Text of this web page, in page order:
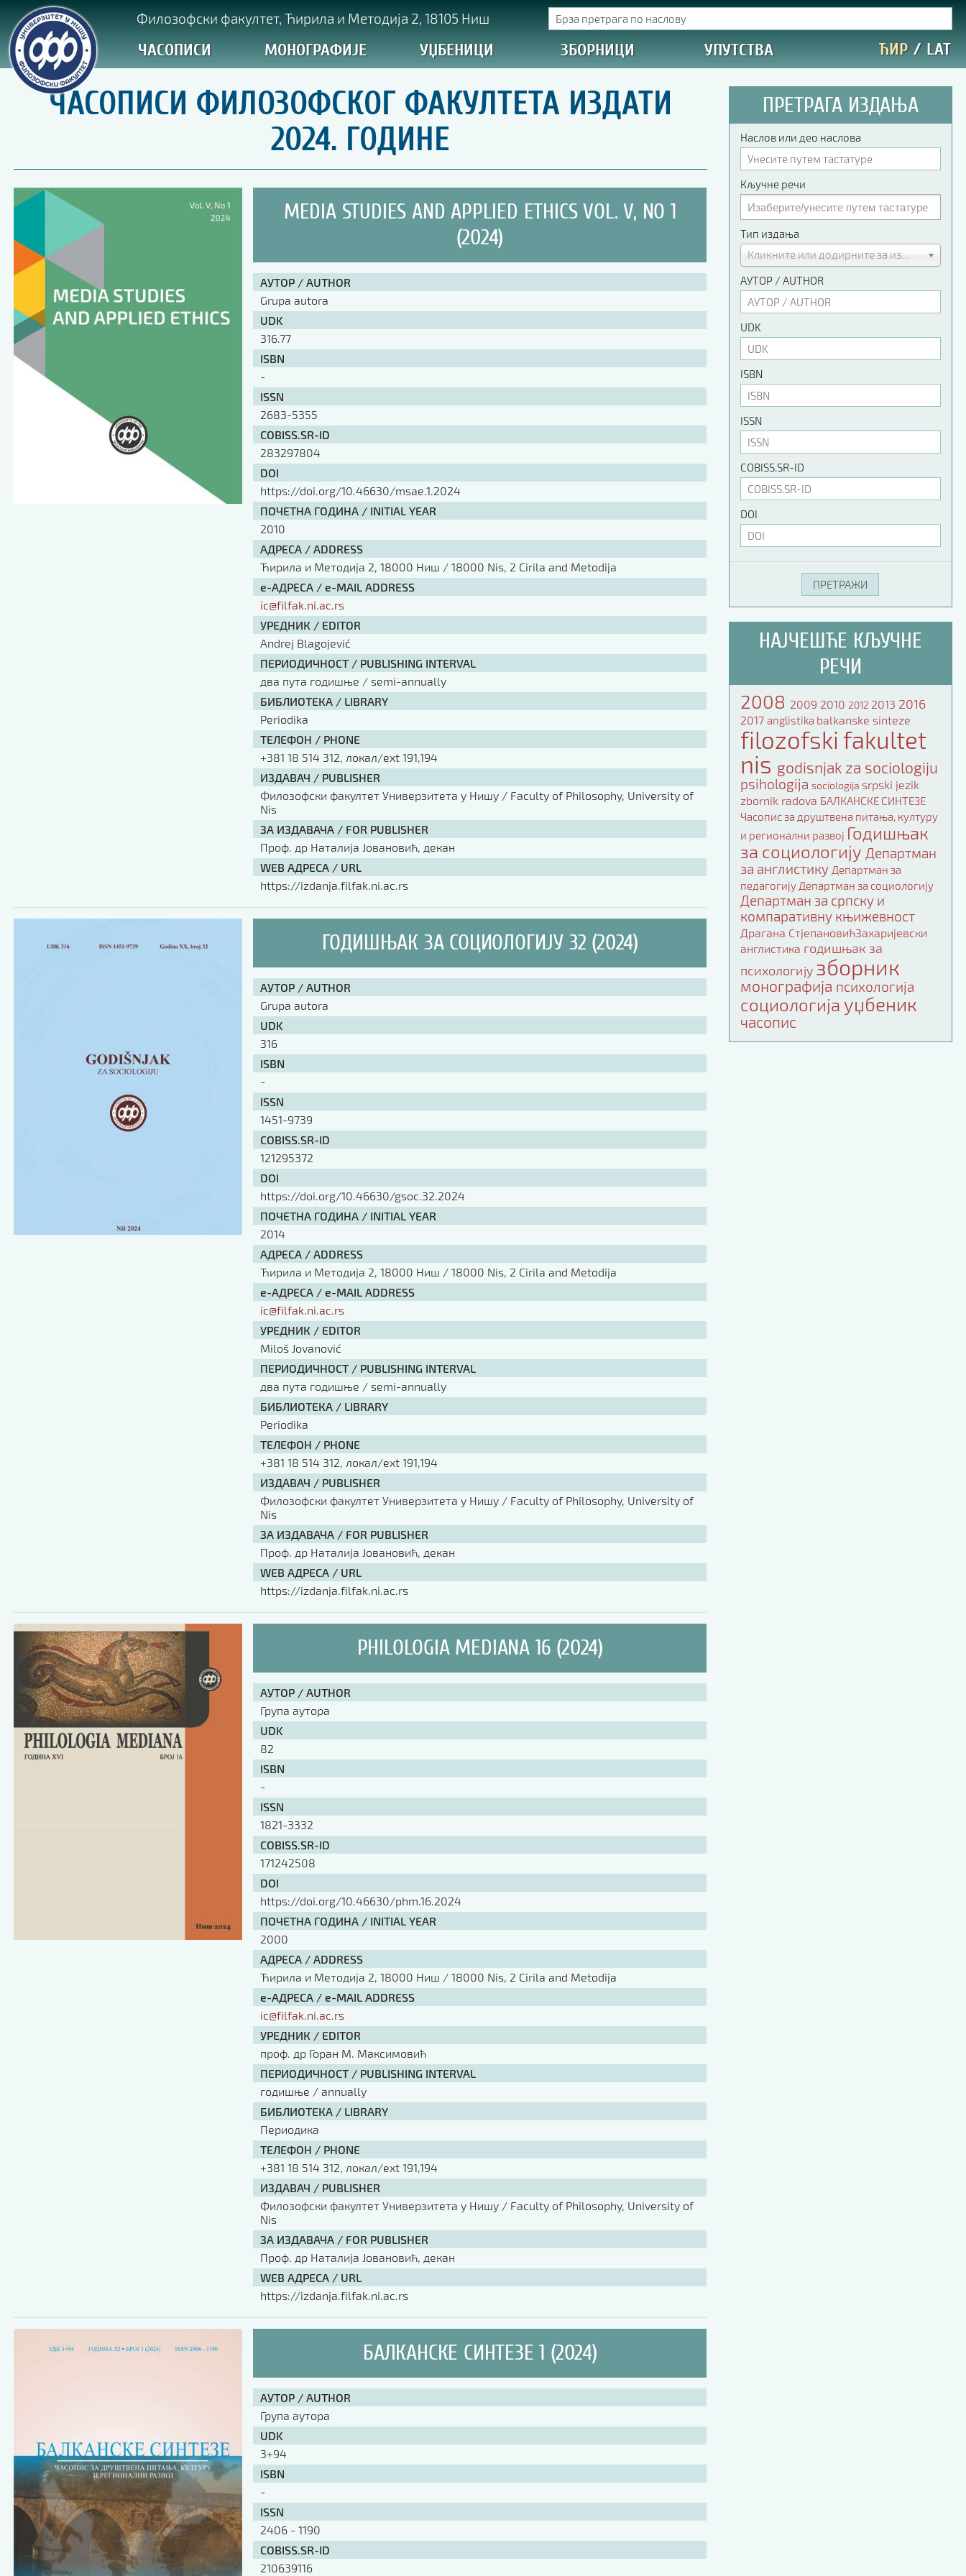
Филозофски факултет, Ћирила и Методија 2, 18105 Ниш
ЧАСОПИСИ МОНОГРАФИЈЕ УЏБЕНИЦИ ЗБОРНИЦИ УПУТСТВА ЋИР / LAT
ЧАСОПИСИ ФИЛОЗОФСКОГ ФАКУЛТЕТА ИЗДАТИ
2024. ГОДИНЕ
MEDIA STUDIES AND APPLIED ETHICS VOL. V, NO 1
(2024)
АУТОР / AUTHOR
Grupa autora
UDK
316.77
ISBN
-
ISSN
2683-5355
COBISS.SR-ID
283297804
DOI
https://doi.org/10.46630/msae.1.2024
ПОЧЕТНА ГОДИНА / INITIAL YEAR
2010
АДРЕСА / ADDRESS
Ћирила и Методија 2, 18000 Ниш / 18000 Nis, 2 Cirila and Metodija
е-АДРЕСА / e-MAIL ADDRESS
ic@filfak.ni.ac.rs
УРЕДНИК / EDITOR
Andrej Blagojević
ПЕРИОДИЧНОСТ / PUBLISHING INTERVAL
два пута годишње / semi-annually
БИБЛИОТЕКА / LIBRARY
Periodika
ТЕЛЕФОН / PHONE
+381 18 514 312, локал/ext 191,194
ИЗДАВАЧ / PUBLISHER
Филозофски факултет Универзитета у Нишу / Faculty of Philosophy, University of
Nis
ЗА ИЗДАВАЧА / FOR PUBLISHER
Проф. др Наталија Јовановић, декан
WEB АДРЕСА / URL
https://izdanja.filfak.ni.ac.rs
ГОДИШЊАК ЗА СОЦИОЛОГИЈУ 32 (2024)
АУТОР / AUTHOR
Grupa autora
UDK
316
ISBN
-
ISSN
1451-9739
COBISS.SR-ID
121295372
DOI
https://doi.org/10.46630/gsoc.32.2024
ПОЧЕТНА ГОДИНА / INITIAL YEAR
2014
АДРЕСА / ADDRESS
Ћирила и Методија 2, 18000 Ниш / 18000 Nis, 2 Cirila and Metodija
е-АДРЕСА / e-MAIL ADDRESS
ic@filfak.ni.ac.rs
УРЕДНИК / EDITOR
Miloš Jovanović
ПЕРИОДИЧНОСТ / PUBLISHING INTERVAL
два пута годишње / semi-annually
БИБЛИОТЕКА / LIBRARY
Periodika
ТЕЛЕФОН / PHONE
+381 18 514 312, локал/ext 191,194
ИЗДАВАЧ / PUBLISHER
Филозофски факултет Универзитета у Нишу / Faculty of Philosophy, University of
Nis
ЗА ИЗДАВАЧА / FOR PUBLISHER
Проф. др Наталија Јовановић, декан
WEB АДРЕСА / URL
https://izdanja.filfak.ni.ac.rs
PHILOLOGIA MEDIANA 16 (2024)
АУТОР / AUTHOR
Група аутора
UDK
82
ISBN
-
ISSN
1821-3332
COBISS.SR-ID
171242508
DOI
https://doi.org/10.46630/phm.16.2024
ПОЧЕТНА ГОДИНА / INITIAL YEAR
2000
АДРЕСА / ADDRESS
Ћирила и Методија 2, 18000 Ниш / 18000 Nis, 2 Cirila and Metodija
е-АДРЕСА / e-MAIL ADDRESS
ic@filfak.ni.ac.rs
УРЕДНИК / EDITOR
проф. др Горан М. Максимовић
ПЕРИОДИЧНОСТ / PUBLISHING INTERVAL
годишње / annually
БИБЛИОТЕКА / LIBRARY
Периодика
ТЕЛЕФОН / PHONE
+381 18 514 312, локал/ext 191,194
ИЗДАВАЧ / PUBLISHER
Филозофски факултет Универзитета у Нишу / Faculty of Philosophy, University of
Nis
ЗА ИЗДАВАЧА / FOR PUBLISHER
Проф. др Наталија Јовановић, декан
WEB АДРЕСА / URL
https://izdanja.filfak.ni.ac.rs
БАЛКАНСКЕ СИНТЕЗЕ 1 (2024)
АУТОР / AUTHOR
Група аутора
UDK
3+94
ISBN
-
ISSN
2406 - 1190
COBISS.SR-ID
210639116
ПРЕТРАГА ИЗДАЊА
Наслов или део наслова
Кључне речи
Тип издања
Кликните или додирните за избор
АУТОР / AUTHOR
UDK
ISBN
ISSN
COBISS.SR-ID
DOI
НАЈЧЕШЋЕ КЉУЧНЕ
РЕЧИ
2008 2009 2010 2012 2013 2016
2017 anglistika balkanske sinteze
filozofski fakultet
nis godisnjak za sociologiju
psihologija sociologija srpski jezik
zbornik radova БАЛКАНСКЕ СИНТЕЗЕ
Часопис за друштвена питања, културу
и регионални развој Годишњак
за социологију Департман
за англистику Департман за
педагогију Департман за социологију
Департман за српску и
компаративну књижевност
Драгана СтјепановићЗахаријевски
англистика годишњак за
психологију зборник
монографија психологија
социологија уџбеник
часопис